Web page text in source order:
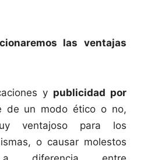
las ventajas
y publicidad por
de un modo ético o no,
ventajoso para los
o causar molestos